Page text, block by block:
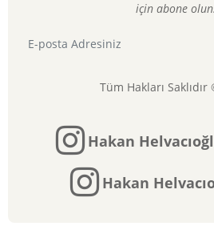
için abone
Tüm Hakları
Hakan
Hakan